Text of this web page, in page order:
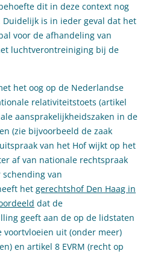
dit in deze context nog
is in ieder geval dat het
voor de afhandeling van
luchtverontreiniging bij de
het oog op de Nederlandse
relativiteitstoets (artikel
aansprakelijkheidszaken in de
(zie bijvoorbeeld de zaak
van het Hof wijkt op het
af van nationale rechtspraak
van
het gerechtshof Den Haag in
dat de
geeft aan de op de lidstaten
uit (onder meer)
en artikel 8 EVRM (recht op